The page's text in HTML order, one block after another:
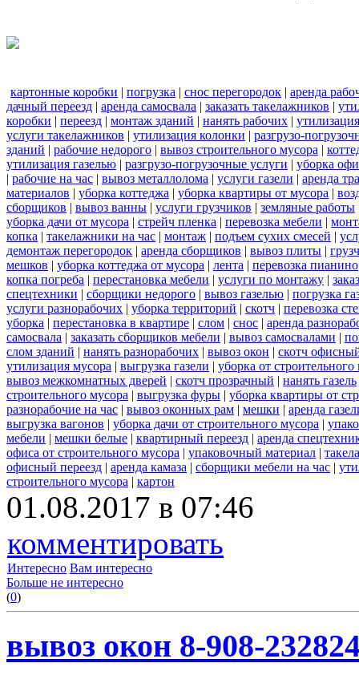
картонные коробки | погрузка | снос перегородок | аренда
дачный переезд | аренда самосвала | заказать такелажников |
коробки | переезд | монтаж зданий | нанять рабочих |
услуги такелажников | утилизация колонки | разгрузо-
зданий | рабочие недорого | вывоз строительного мусора |
утилизация газелью | разгрузо-погрузочные услуги | уборка
| рабочие на час | вывоз металлолома | услуги газели | аренда
материалов | уборка коттеджа | уборка квартиры от мусора |
сборщиков | вывоз ванны | услуги грузчиков | земляные работы
уборка дачи от мусора | стрейч пленка | перевозка мебели |
копка | такелажники на час | монтаж | подъем сухих смесей |
демонтаж перегородок | аренда сборщиков | вывоз плиты |
мешков | уборка коттеджа от мусора | лента | перевозка пианино
копка погреба | перестановка мебели | услуги по монтажу |
спецтехники | сборщики недорого | вывоз газелью | погрузка
услуги разнорабочих | уборка территорий | скотч | перевозка
уборка | перестановка в квартире | слом | снос | аренда
самосвала | заказать сборщиков мебели | вывоз самосвалами |
слом зданий | нанять разнорабочих | вывоз окон | скотч
утилизация мусора | выгрузка газели | уборка от строительного
вывоз межкомнатных дверей | скотч прозрачный | нанять газель
строительного мусора | выгрузка фуры | уборка квартиры от
разнорабочие на час | вывоз оконных рам | мешки | аренда
выгрузка вагонов | уборка дачи от строительного мусора |
мебели | мешки белые | квартирный переезд | аренда
офиса от строительного мусора | упаковочный материал |
офисный переезд | аренда камаза | сборщики мебели на час |
строительного мусора | картон
01.08.2017 в 07:46
комментировать
Интересно Вам интересно
Больше не интересно
(0)
вывоз окон 8-908-